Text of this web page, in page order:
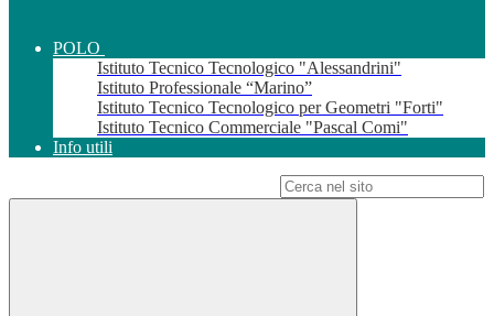
POLO
Istituto Tecnico Tecnologico "Alessandrini"
Istituto Professionale “Marino”
Istituto Tecnico Tecnologico per Geometri "Forti"
Istituto Tecnico Commerciale "Pascal Comi"
Info utili